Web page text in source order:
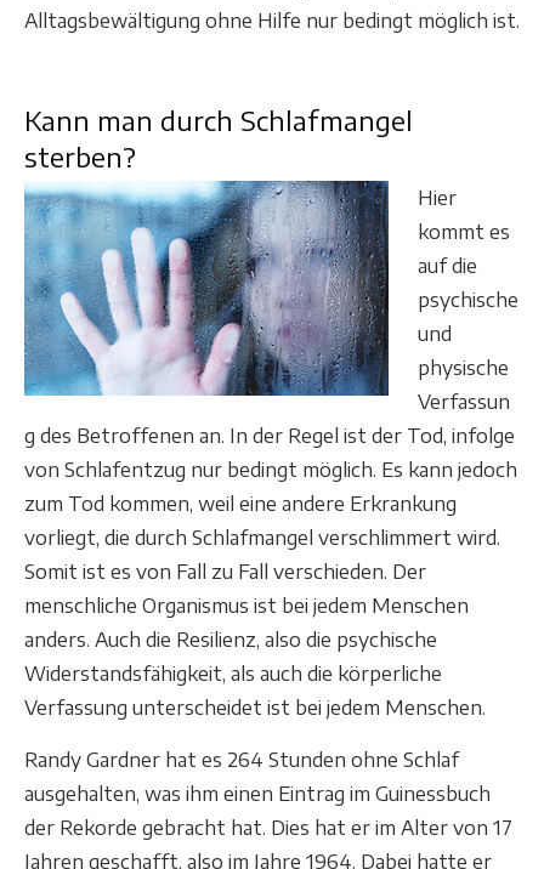
Alltagsbewältigung ohne Hilfe nur bedingt möglich ist.
Kann man durch Schlafmangel
sterben?
Hier
kommt es
auf die
psychische
und
physische
Verfassun
g des Betroffenen an. In der Regel ist der Tod, infolge
von Schlafentzug nur bedingt möglich. Es kann jedoch
zum Tod kommen, weil eine andere Erkrankung
vorliegt, die durch Schlafmangel verschlimmert wird.
Somit ist es von Fall zu Fall verschieden. Der
menschliche Organismus ist bei jedem Menschen
anders. Auch die Resilienz, also die psychische
Widerstandsfähigkeit, als auch die körperliche
Verfassung unterscheidet ist bei jedem Menschen.
Randy Gardner hat es 264 Stunden ohne Schlaf
ausgehalten, was ihm einen Eintrag im Guinessbuch
der Rekorde gebracht hat. Dies hat er im Alter von 17
Jahren geschafft, also im Jahre 1964. Dabei hatte er